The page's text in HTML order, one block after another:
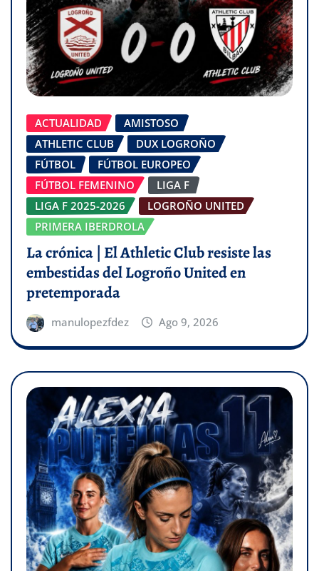
ACTUALIDAD
AMISTOSO
ATHLETIC CLUB
DUX LOGROÑO
FÚTBOL
FÚTBOL EUROPEO
FÚTBOL FEMENINO
LIGA F
LIGA F 2025-2026
LOGROÑO UNITED
PRIMERA IBERDROLA
La crónica | El Athletic Club resiste las
embestidas del Logroño United en
pretemporada
manulopezfdez Ago 9, 2026